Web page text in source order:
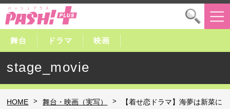
舞台 ドラマ 映画
stage_movie
HOME > 舞台・映画（実写） >
【着せ恋ドラマ】海夢は新菜に